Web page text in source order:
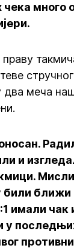
много
два меча
и
били ближи
имали
у